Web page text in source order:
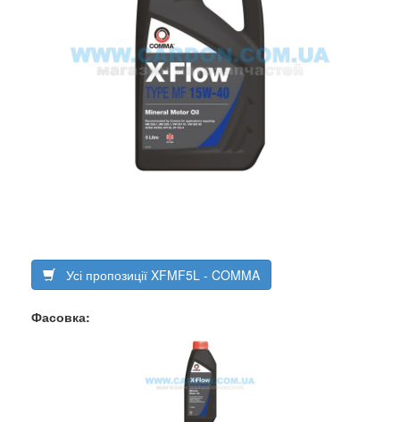
Усі пропозиції XFMF5L - COMMA
Фасовка: